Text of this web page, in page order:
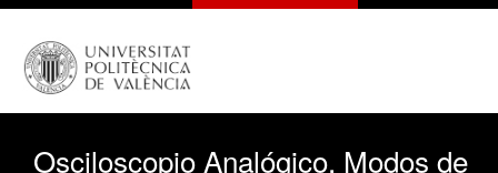
Osciloscopio Analógico. Modos de